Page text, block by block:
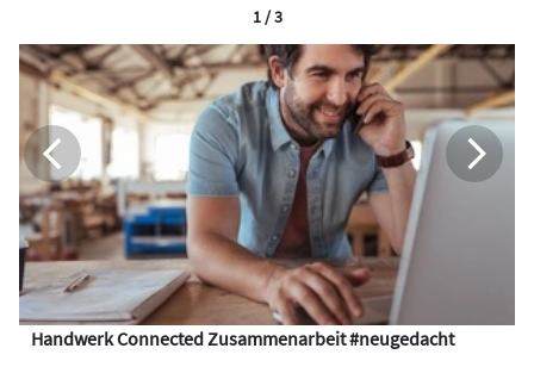
Handwerk Connected Zusammenarbeit #neugedacht
1 / 3